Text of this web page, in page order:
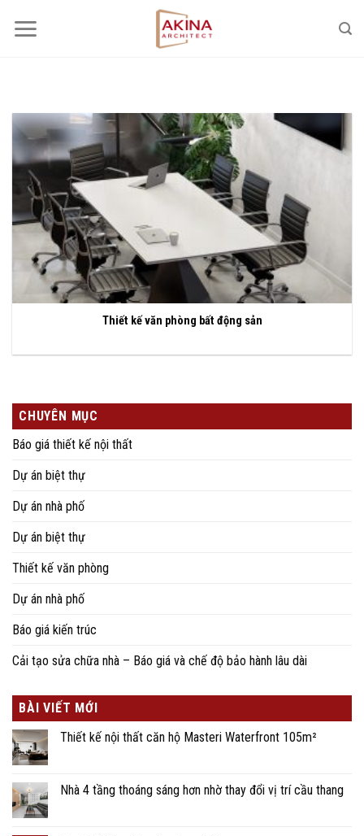
qua
Thiết kế văn phòng bất động sản
CHUYÊN MỤC
Báo giá thiết kế nội thất
Dự án biệt thự
Dự án nhà phố
Dự án biệt thự
Thiết kế văn phòng
Dự án nhà phố
Báo giá kiến trúc
Cải tạo sửa chữa nhà – Báo giá và chế độ bảo hành lâu dài
BÀI VIẾT MỚI
Thiết kế nội thất căn hộ Masteri Waterfront 105m²
Nhà 4 tầng thoáng sáng hơn nhờ thay đổi vị trí cầu thang